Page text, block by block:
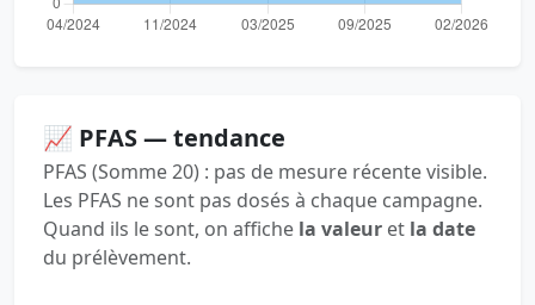
📈 PFAS — tendance
PFAS (Somme 20) : pas de mesure récente visible.
Les PFAS ne sont pas dosés à chaque campagne.
Quand ils le sont, on affiche la valeur et la date
du prélèvement.